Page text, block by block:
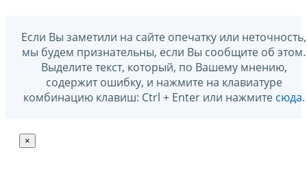
Если Вы заметили на сайте опечатку или неточность,
мы будем признательны, если Вы сообщите об этом.
Выделите текст, который, по Вашему мнению,
содержит ошибку, и нажмите на клавиатуре
комбинацию клавиш: Ctrl + Enter или нажмите сюда.
×